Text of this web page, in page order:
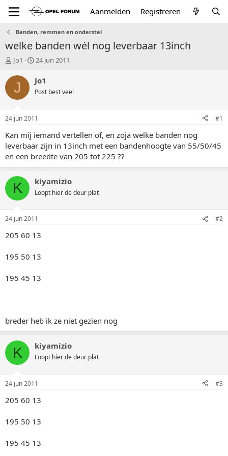
Aanmelden Registreren
Banden, remmen en onderstel
welke banden wél nog leverbaar 13inch
T
p
t
a
r
e
r
Jo1
S
a
r
t
a
t
u
24 jun 2011
J Jo1
Post best veel
24 jun 2011 #1
Kan mij iemand vertellen of, en zoja welke banden nog
leverbaar zijn in 13inch met een bandenhoogte van 55/50/45
en een breedte van 205 tot 225 ??
K kiyamizio
Loopt hier de deur plat
24 jun 2011 #2
205 60 13
195 50 13
195 45 13
breder heb ik ze niet gezien nog
K kiyamizio
Loopt hier de deur plat
24 jun 2011 #3
205 60 13
195 50 13
195 45 13